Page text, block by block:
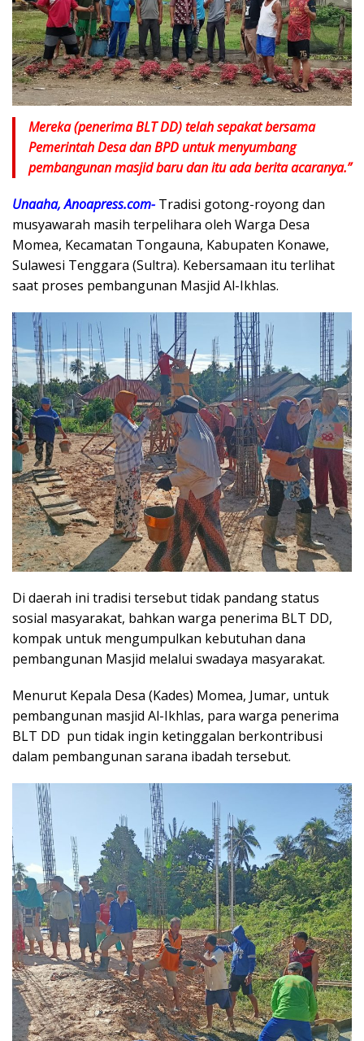
Mereka (penerima BLT DD) telah sepakat bersama
Pemerintah Desa dan BPD untuk menyumbang
pembangunan masjid baru dan itu ada berita acaranya.”
Unaaha, Anoapress.com- Tradisi gotong-royong dan
musyawarah masih terpelihara oleh Warga Desa
Momea, Kecamatan Tongauna, Kabupaten Konawe,
Sulawesi Tenggara (Sultra). Kebersamaan itu terlihat
saat proses pembangunan Masjid Al-Ikhlas.
Di daerah ini tradisi tersebut tidak pandang status
sosial masyarakat, bahkan warga penerima BLT DD,
kompak untuk mengumpulkan kebutuhan dana
pembangunan Masjid melalui swadaya masyarakat.
Menurut Kepala Desa (Kades) Momea, Jumar, untuk
pembangunan masjid Al-Ikhlas, para warga penerima
BLT DD pun tidak ingin ketinggalan berkontribusi
dalam pembangunan sarana ibadah tersebut.